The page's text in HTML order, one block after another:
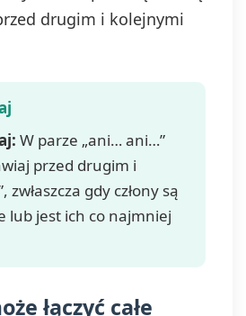
drugim i kolejnymi
W parze „ani… ani…”
przed drugim i
zwłaszcza gdy człony są
lub jest ich co najmniej
łączyć całe